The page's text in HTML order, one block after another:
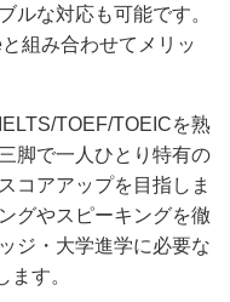
ルな対応も可能です。
組み合わせてメリッ
TOEF/TOEICを熟
脚で一人ひとり特有の
コアアップを目指しま
グやスピーキングを徹
ジ・大学進学に必要な
ます。